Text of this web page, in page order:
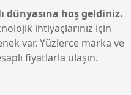
dünyasına hoş geldiniz.
ihtiyaçlarınız için
var. Yüzlerce marka ve
fiyatlarla ulaşın.